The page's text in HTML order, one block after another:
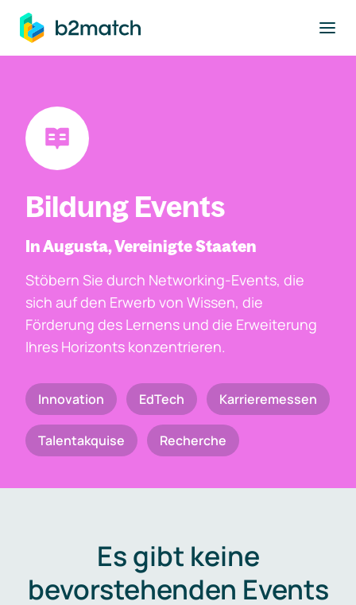
springen
Bildung Events
In Augusta, Vereinigte Staaten
Stöbern Sie durch Networking-Events, die
sich auf den Erwerb von Wissen, die
Förderung des Lernens und die Erweiterung
Ihres Horizonts konzentrieren.
Innovation EdTech Karrieremessen
Talentakquise Recherche
Es gibt keine
bevorstehenden Events